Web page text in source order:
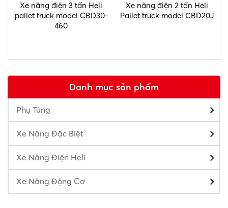
Xe nâng điện 3 tấn Heli
pallet truck model CBD30-
460
Xe nâng điện 2 tấn Heli
Pallet truck model CBD20J
Danh mục sản phẩm
Phụ Tùng
Xe Nâng Đặc Biệt
Xe Nâng Điện Heli
Xe Nâng Động Cơ